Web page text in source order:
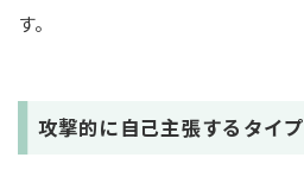
す。
攻撃的に自己主張するタイプ